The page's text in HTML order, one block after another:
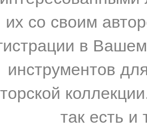
их со своим
в
инструментов
так есть и